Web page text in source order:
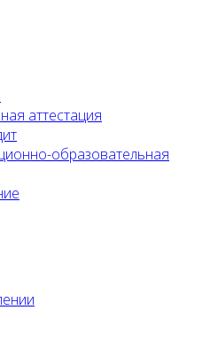
аттестация
образовательная